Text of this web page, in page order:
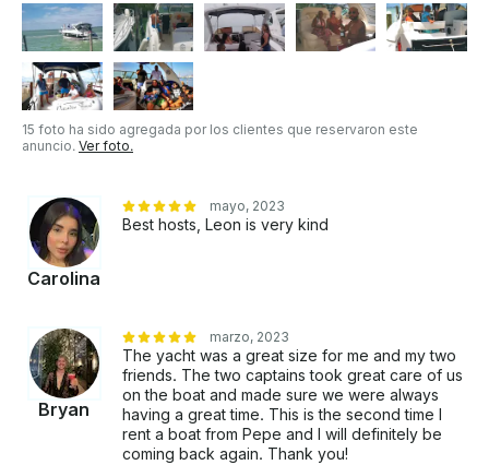
los rincones más remotos de islas exóticas. - El
programa turístico incluye recorridos turísticos por
las atracciones locales. - Hay una variedad de
opciones de catering, que incluyen: ceviche (pescado
y camarones), fajitas de pollo o ternera, guacamole,
nachos, verduras al vapor, cócteles de frutas,
petición.
15 foto ha sido agregada por los clientes que reservaron este
anuncio. Ver foto.
Carolina
mayo, 2023
Best hosts, Leon is very kind
Bryan
marzo, 2023
The yacht was a great size for me and my two
friends. The two captains took great care of us
on the boat and made sure we were always
having a great time. This is the second time I
rent a boat from Pepe and I will definitely be
coming back again. Thank you!